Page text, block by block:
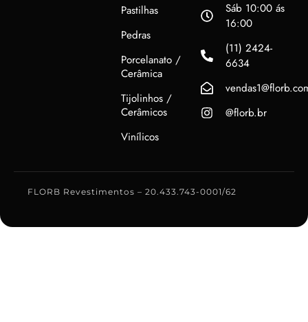
Pastilhas
Pedras
Porcelanato /
Cerâmica
Tijolinhos /
Cerâmicos
Vinílicos
Sáb 10:00 ás
16:00
(11) 2424-
6634
@florb.br
FLORB Revestimentos – 20.433.743-0001/62